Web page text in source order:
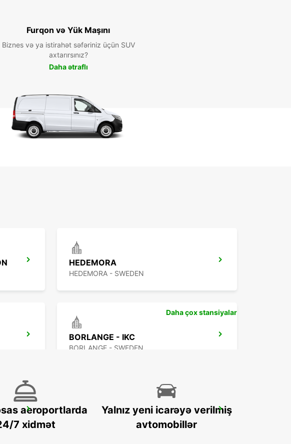
Furqon və Yük Maşını
Biznes və ya istirahət səfəriniz üçün SUV
axtarırsınız?
Daha ətraflı
HEDEMORA
HEDEMORA - SWEDEN
BORLANGE - IKC
BORLANGE - SWEDEN
FALUN TRAIN STATION
Daha çox stansiyalar
aeroportlarda
7 xidmət
Yalnız yeni icarəyə verilmiş
avtomobillər